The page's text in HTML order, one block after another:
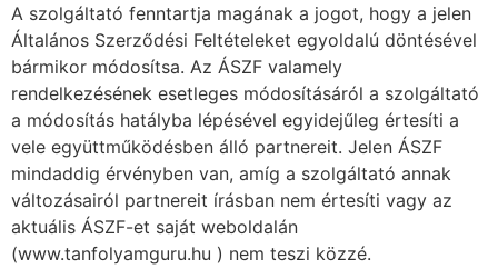
A szolgáltató fenntartja magának a jogot, hogy a jelen
Általános Szerződési Feltételeket egyoldalú döntésével
bármikor módosítsa. Az ÁSZF valamely
rendelkezésének esetleges módosításáról a szolgáltató
a módosítás hatályba lépésével egyidejűleg értesíti a
vele együttműködésben álló partnereit. Jelen ÁSZF
mindaddig érvényben van, amíg a szolgáltató annak
változásairól partnereit írásban nem értesíti vagy az
aktuális ÁSZF-et saját weboldalán
(www.tanfolyamguru.hu ) nem teszi közzé.